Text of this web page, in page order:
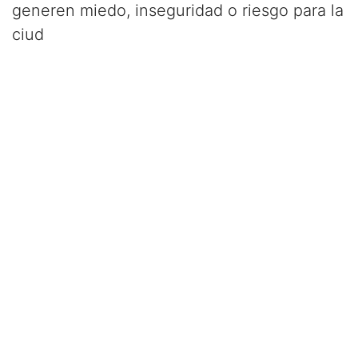
generen miedo, inseguridad o riesgo para la
ciud